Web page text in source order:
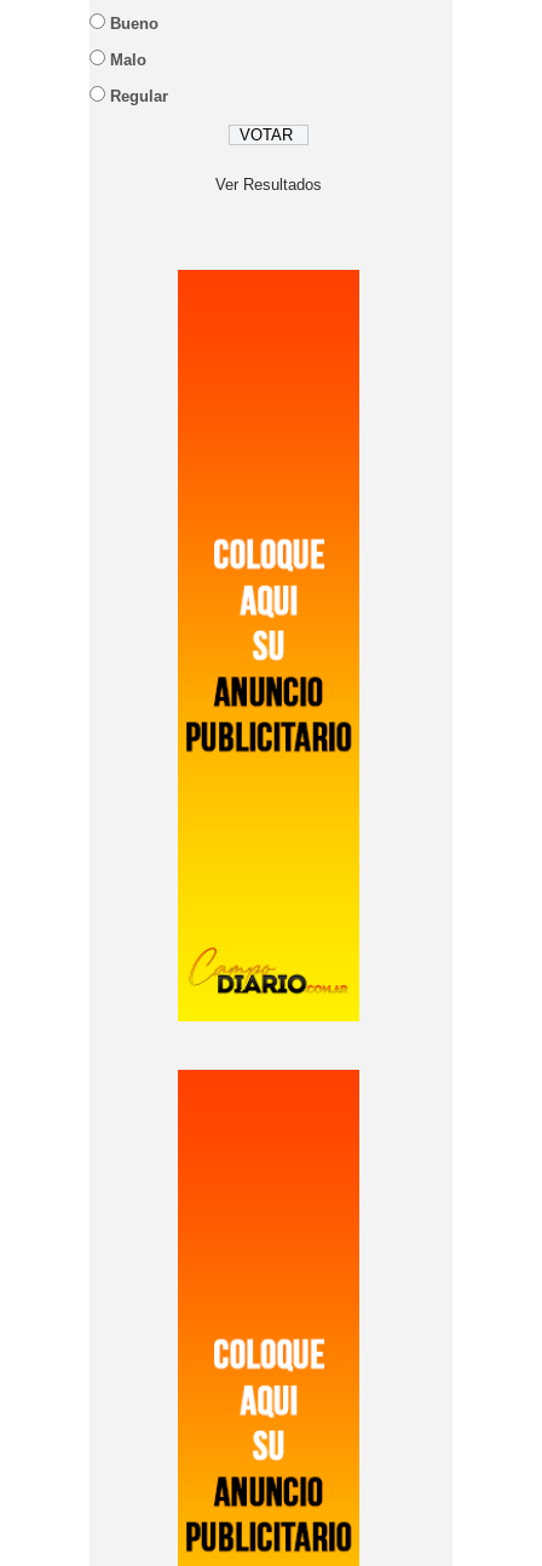
Bueno
Malo
Regular
Ver Resultados